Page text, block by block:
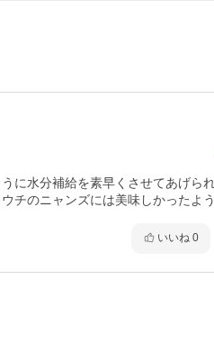
に水分補給を素早くさせてあげら
チのニャンズには美味しかったよう
いいね 0